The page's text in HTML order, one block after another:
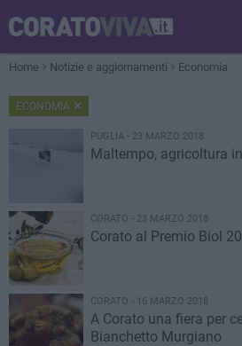
Home Notizie e aggiornamenti Economia
ECONOMIA
PUGLIA - 23 MARZO 2018
Maltempo, agricoltura
CORATO - 23 MARZO 2018
Corato al Premio Biol
CORATO - 16 MARZO 2018
A Corato una fiera per
Bianchetto Murgiano